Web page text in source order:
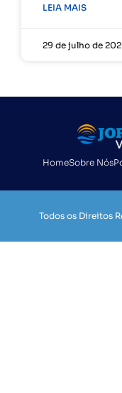
LEIA MAIS
29 de julho de
HomeSobre Nós
Todos os Direitos